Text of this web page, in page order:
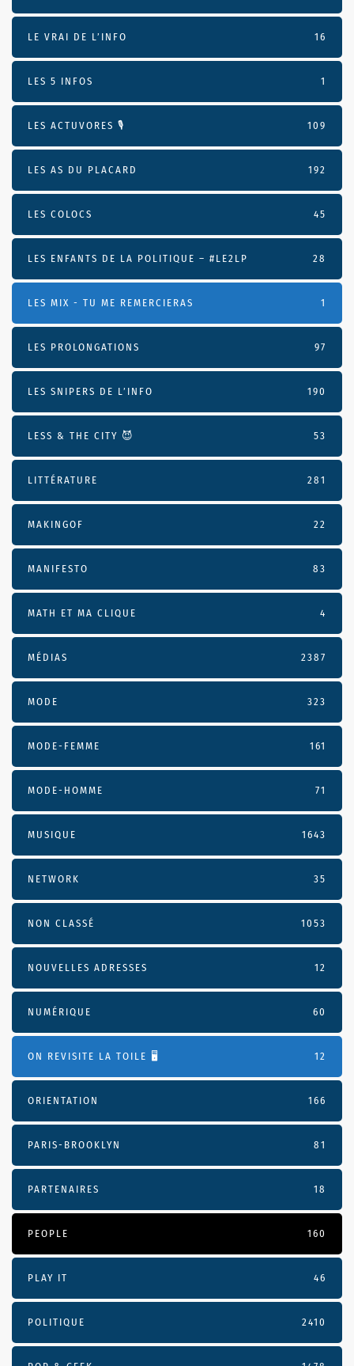
LE VRAI DE L’INFO 16
LES 5 INFOS 1
LES ACTUVORES 🎙 109
LES AS DU PLACARD 192
LES COLOCS 45
LES ENFANTS DE LA POLITIQUE – #LE2LP 28
LES MIX - TU ME REMERCIERAS 1
LES PROLONGATIONS 97
LES SNIPERS DE L’INFO 190
LESS & THE CITY 😈 53
LITTÉRATURE 281
MAKINGOF 22
MANIFESTO 83
MATH ET MA CLIQUE 4
MÉDIAS 2387
MODE 323
MODE-FEMME 161
MODE-HOMME 71
MUSIQUE 1643
NETWORK 35
NON CLASSÉ 1053
NOUVELLES ADRESSES 12
NUMÉRIQUE 60
ON REVISITE LA TOILE 🖥️ 12
ORIENTATION 166
PARIS-BROOKLYN 81
PARTENAIRES 18
PEOPLE 160
PLAY IT 46
POLITIQUE 2410